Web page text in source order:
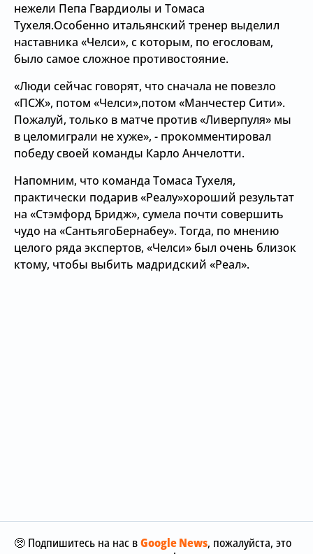
нежели Пепа Гвардиолы и Томаса
Тухеля.Особенно итальянский тренер выделил
наставника «Челси», с которым, по егословам,
было самое сложное противостояние.
«Люди сейчас говорят, что сначала не повезло
«ПСЖ», потом «Челси»,потом «Манчестер Сити».
Пожалуй, только в матче против «Ливерпуля» мы
в целомиграли не хуже», - прокомментировал
победу своей команды Карло Анчелотти.
Напомним, что команда Томаса Тухеля,
практически подарив «Реалу»хороший результат
на «Стэмфорд Бридж», сумела почти совершить
чудо на «СантьягоБернабеу». Тогда, по мнению
целого ряда экспертов, «Челси» был очень близок
ктому, чтобы выбить мадридский «Реал».
🥺 Подпишитесь на нас вGoogle News, пожалуйста, это